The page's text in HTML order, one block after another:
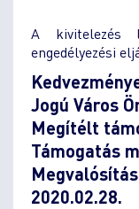
A kivitelezés
engedélyezési
Jogú Város
Megítélt
Támogatás
2020.02.28.